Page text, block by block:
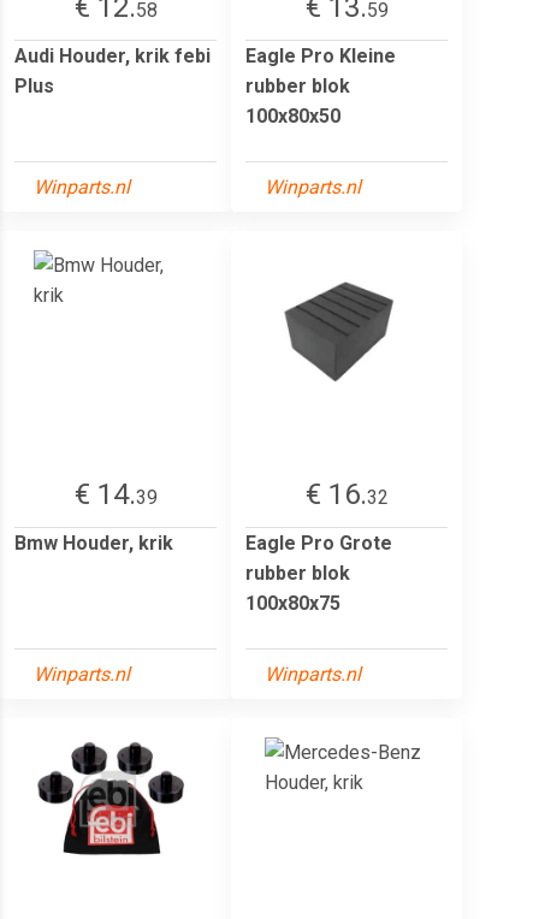
€ 12.58
Audi Houder, krik febi
Plus
Winparts.nl
€ 13.59
Eagle Pro Kleine
rubber blok
100x80x50
Winparts.nl
€ 14.39
Bmw Houder, krik
Winparts.nl
€ 16.32
Eagle Pro Grote
rubber blok
100x80x75
Winparts.nl